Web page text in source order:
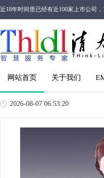
近18年时间里已经有近100家上市公司
网站首页 关于我们
2026-08-07 06:53:21